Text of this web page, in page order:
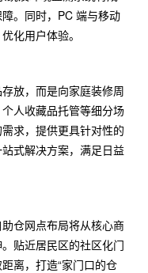
。同时，PC 端与移动
化用户体验。
放，而是向家庭装修周
人收藏品托管等细分场
求，提供更具针对性的
式解决方案，满足日益
仓网点布局将从核心商
贴近居民区的社区化门
离，打造“家门口的仓